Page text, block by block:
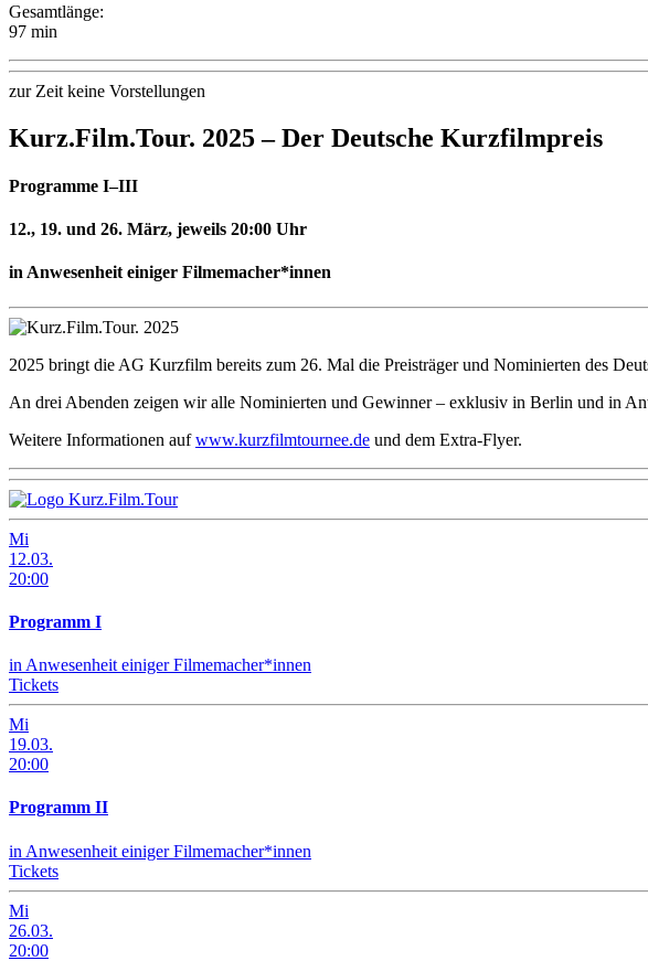
Gesamtlänge:
97 min
zur Zeit keine Vorstellungen
Kurz.Film.Tour. 2025 –Der Deutsche Kurzfilmpreis
Programme I–III
12., 19. und 26. März, jeweils 20:00 Uhr
in Anwesenheit einiger Filmemacher*innen
2025 bringt die AG Kurzfilm bereits zum 26. Mal die Preisträger und Nominierten des
An drei Abenden zeigen wir alle Nominierten und Gewinner – exklusiv in Berlin und in
Weitere Informationen aufwww.kurzfilmtournee.de und dem Extra-Flyer.
Mi
12.03.
20:00
Programm I
in Anwesenheit einiger Filmemacher*innen
Tickets
Mi
19.03.
20:00
Programm II
in Anwesenheit einiger Filmemacher*innen
Tickets
Mi
26.03.
20:00